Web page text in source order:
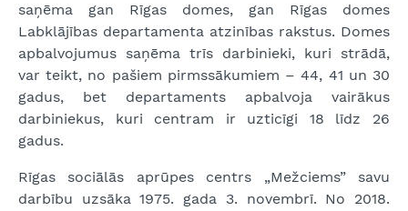
saņēma gan Rīgas domes, gan Rīgas domes
Labklājības departamenta atzinības rakstus. Domes
apbalvojumus saņēma trīs darbinieki, kuri strādā,
var teikt, no pašiem pirmssākumiem – 44, 41 un 30
gadus, bet departaments apbalvoja vairākus
darbiniekus, kuri centram ir uzticīgi 18 līdz 26
gadus.
Rīgas sociālās aprūpes centrs „Mežciems” savu
darbību uzsāka 1975. gada 3. novembrī. No 2018.